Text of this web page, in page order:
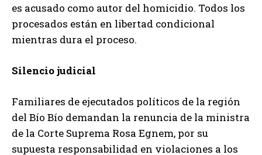
es acusado como autor del homicidio. Todos los
procesados están en libertad condicional
mientras dura el proceso.
Silencio judicial
Familiares de ejecutados políticos de la región
del Bío Bío demandan la renuncia de la ministra
de la Corte Suprema Rosa Egnem, por su
supuesta responsabilidad en violaciones a los